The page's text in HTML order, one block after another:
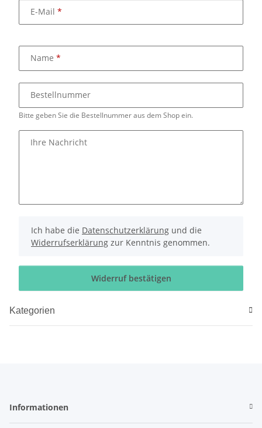
E-Mail
Name
Bitte geben Sie die Bestellnummer aus dem Shop ein.
Bestellnummer
Ihre Nachricht
Ich habe die Datenschutzerklärung und die
Widerrufserklärung zur Kenntnis genommen.
Widerruf bestätigen
Kategorien
Informationen